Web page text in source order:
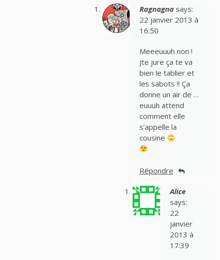
Ragnagna says:
22 janvier 2013 à
16:50
Meeeuuuh non !
Jte jure ça te va
bien le tablier et
les sabots !! Ça
donne un air de …
euuuh attend
comment elle
s’appelle la
cousine
Répondre
Alice
says:
22
janvier
2013 à
17:39